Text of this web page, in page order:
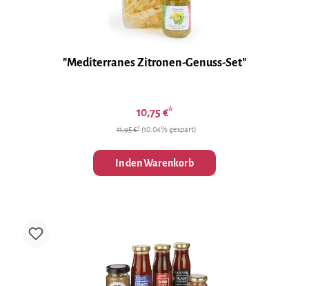
"Mediterranes Zitronen-Genuss-Set"
10,75 €*
11,95 €* (10.04% gespart)
In den Warenkorb